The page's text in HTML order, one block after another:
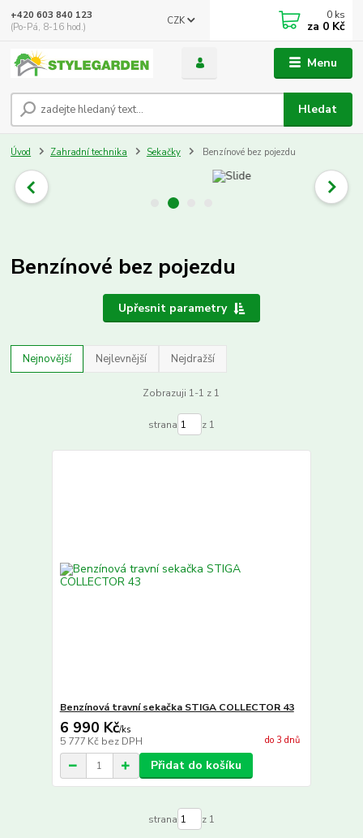
Menu
CZK
Hledat
+420 603 840 123
(Po-Pá, 8-16 hod.)
0 ks
za 0 Kč
Úvod Zahradní technika Sekačky Benzínové bez pojezdu
Benzínové bez pojezdu
Upřesnit parametry
Nejnovější Nejlevnější Nejdražší
Zobrazuji 1-1 z 1
strana z 1
Benzínová travní sekačka STIGA COLLECTOR 43
6 990 Kč/ks
5 777 Kč bez DPH do 3 dnů
Přidat do košíku
strana z 1